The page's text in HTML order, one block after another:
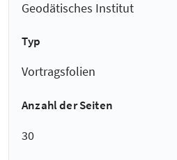
Geodätisches Institut
Typ
Vortragsfolien
Anzahl der Seiten
30